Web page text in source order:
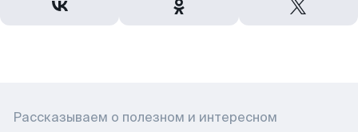
Рассказываем о полезном и интересном